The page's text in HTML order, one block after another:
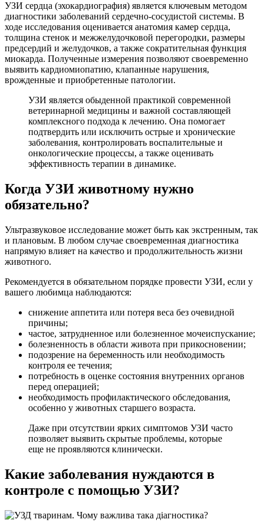
УЗИ сердца (эхокардиография) является ключевым методом
диагностики заболеваний сердечно-сосудистой системы. В
ходе исследования оценивается анатомия камер сердца,
толщина стенок и межжелудочковой перегородки, размеры
предсердий и желудочков, а также сократительная функция
миокарда. Полученные измерения позволяют своевременно
выявить кардиомиопатию, клапанные нарушения,
врожденные и приобретенные патологии.
УЗИ является обыденной практикой современной
ветеринарной медицины и важной составляющей
комплексного подхода к лечению. Она помогает
подтвердить или исключить острые и хронические
заболевания, контролировать воспалительные и
онкологические процессы, а также оценивать
эффективность терапии в динамике.
Когда УЗИ животному нужно
обязательно?
Ультразвуковое исследование может быть как экстренным, так
и плановым. В любом случае своевременная диагностика
напрямую влияет на качество и продолжительность жизни
животного.
Рекомендуется в обязательном порядке провести УЗИ, если у
вашего любимца наблюдаются:
снижение аппетита или потеря веса без очевидной
причины;
частое, затрудненное или болезненное мочеиспускание;
болезненность в области живота при прикосновении;
подозрение на беременность или необходимость
контроля ее течения;
потребность в оценке состояния внутренних органов
перед операцией;
необходимость профилактического обследования,
особенно у животных старшего возраста.
Даже при отсутствии ярких симптомов УЗИ часто
позволяет выявить скрытые проблемы, которые
еще не проявляются клинически.
Какие заболевания нуждаются в
контроле с помощью УЗИ?